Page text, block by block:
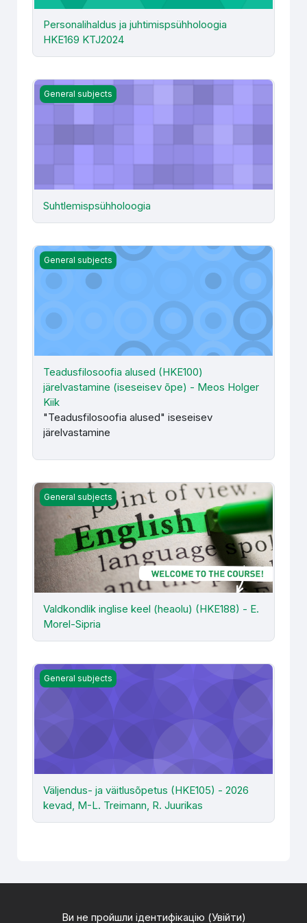
Personalihaldus ja juhtimispsühholoogia
HKE169 KTJ2024
Suhtlemispsühholoogia
General subjects
Suhtlemispsühholoogia
Teadusfilosoofia alused (HKE100) järelvastamine
General subjects
Teadusfilosoofia alused (HKE100)
järelvastamine (iseseisev õpe) - Meos Holger
Kiik
"Teadusfilosoofia alused" iseseisev
järelvastamine
Valdkondlik inglise keel (heaolu) (HKE188) - E. Morel-
General subjects
Valdkondlik inglise keel (heaolu) (HKE188) - E.
Morel-Sipria
Väljendus- ja väitlusõpetus (HKE105) - 2026 kevad, M-L.
General subjects
Väljendus- ja väitlusõpetus (HKE105) - 2026
kevad, M-L. Treimann, R. Juurikas
Ви не пройшли ідентифікацію (Увійти)